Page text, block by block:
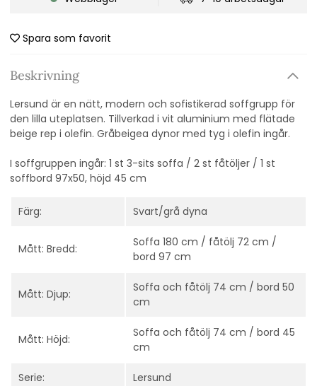
Spara som favorit
Beskrivning
Lersund är en nätt, modern och sofistikerad soffgrupp för
den lilla uteplatsen. Tillverkad i vit aluminium med flätade
beige rep i olefin. Gråbeigea dynor med tyg i olefin ingår.
I soffgruppen ingår: 1 st 3-sits soffa / 2 st fåtöljer / 1 st
soffbord 97x50, höjd 45 cm
Färg: Svart/grå dyna
Mått: Bredd:
Soffa 180 cm / fåtölj 72 cm /
bord 97 cm
Mått: Djup:
Soffa och fåtölj 74 cm / bord 50
cm
Mått: Höjd:
Soffa och fåtölj 74 cm / bord 45
cm
Serie: Lersund